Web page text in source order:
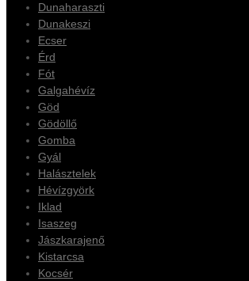
Dunaharaszti
Dunakeszi
Ecser
Érd
Fót
Galgahévíz
Göd
Gödöllő
Gomba
Gyál
Halásztelek
Hévízgyörk
Iklad
Isaszeg
Jászkarajenő
Kistarcsa
Kocsér